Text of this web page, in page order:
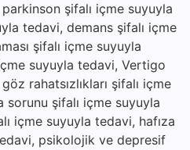
şifalı içme suyuyla
tedavi, demans şifalı içme
şifalı içme suyuyla
suyuyla tedavi, Vertigo
rahatsızlıkları şifalı içme
şifalı içme suyuyla
içme suyuyla tedavi, hafıza
psikolojik ve depresif